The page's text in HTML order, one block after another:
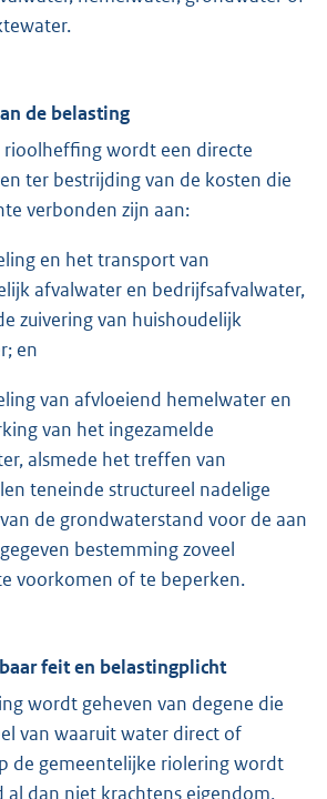
de belasting
rioolheffing wordt een directe
ter bestrijding van de kosten die
verbonden zijn aan:
en het transport van
afvalwater en bedrijfsafvalwater,
zuivering van huishoudelijk
en
van afvloeiend hemelwater en
van het ingezamelde
alsmede het treffen van
teneinde structureel nadelige
de grondwaterstand voor de aan
bestemming zoveel
voorkomen of te beperken.
feit en belastingplicht
wordt geheven van degene die
van waaruit water direct of
de gemeentelijke riolering wordt
al dan niet krachtens eigendom,